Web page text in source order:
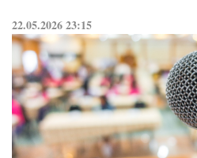
22.05.2026 23:15